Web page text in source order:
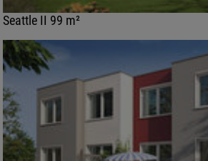
Seattle II 99 m²